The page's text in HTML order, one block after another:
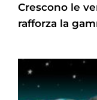
Crescono le
rafforza la